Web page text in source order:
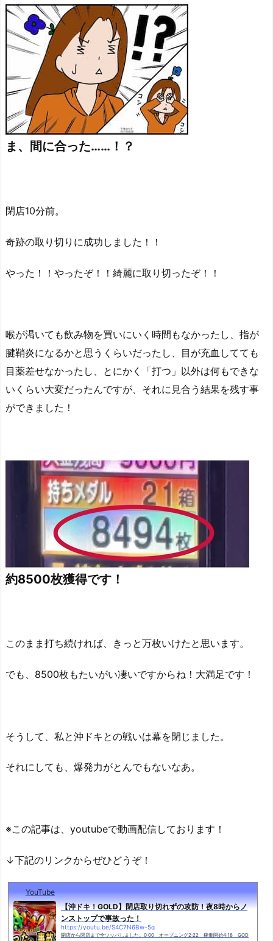
ま、間に合った……！？
閉店10分前。
奇跡の取り切りに成功しました！！
やった！！やったぞ！！綺麗に取り切ったぞ！！
喉が渇いても飲み物を買いにいく時間もなかったし、指が
腱鞘炎になるかと思うくらいだったし、目が充血してても
目薬差せなかったし、とにかく「打つ」以外は何もできな
いくらい大変だったんですが、それに見合う結果を残す事
ができました！
約8500枚獲得です！
このまま打ち続ければ、きっと万枚いけたと思います。
でも、8500枚もたいがい凄いですからね！大満足です！
そうして、私と沖ドキとの戦いは幕を閉じました。
それにしても、爆発力がとんでもないなあ。
※この記事は、youtubeで動画配信しております！
↓下記のリンクからぜひどうぞ！
YouTube
【沖ドキ！GOLD】閉店取り切れずの攻防！夜8時からノ
ンストップで事故った！
https://youtu.be/S4C7N6Bw-5g
開店から閉店まで全ツッパしました。0:00 オープニング2:22 稼働開始4:18 GOD